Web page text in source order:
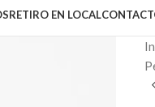
RETIRO EN LOCAL